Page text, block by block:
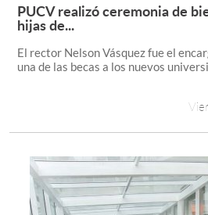
PUCV realizó ceremonia de
hijas de...
El rector Nelson Vásquez fue el
una de las becas a los nuevos